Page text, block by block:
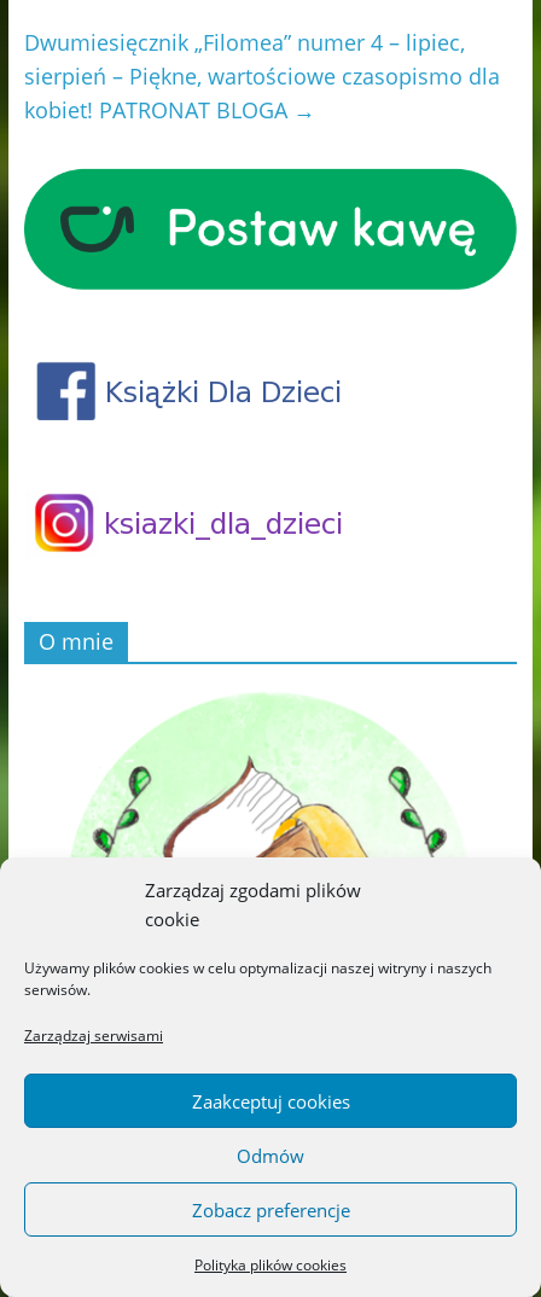
Zarządzaj zgodami plików
cookie
Używamy plików cookies w celu optymalizacji naszej witryny i naszych
serwisów.
Zarządzaj serwisami
Zaakceptuj cookies
Odmów
Zobacz preferencje
Polityka plików cookies
Dwumiesięcznik „Filomea” numer 4 – lipiec,
sierpień – Piękne, wartościowe czasopismo dla
kobiet! PATRONAT BLOGA →
O mnie